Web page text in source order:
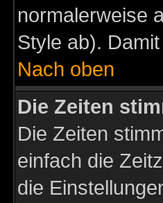
normalerweise
Style ab).
Nach oben
Die Zeiten
Die Zeiten
einfach die
die